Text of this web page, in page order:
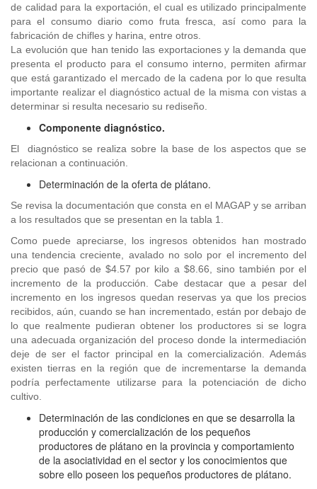
de calidad para la exportación, el cual es utilizado principalmente
para el consumo diario como fruta fresca, así como para la
fabricación de chifles y harina, entre otros.
La evolución que han tenido las exportaciones y la demanda que
presenta el producto para el consumo interno, permiten afirmar
que está garantizado el mercado de la cadena por lo que resulta
importante realizar el diagnóstico actual de la misma con vistas a
determinar si resulta necesario su rediseño.
Componente diagnóstico.
El diagnóstico se realiza sobre la base de los aspectos que se
relacionan a continuación.
Determinación de la oferta de plátano.
Se revisa la documentación que consta en el MAGAP y se arriban
a los resultados que se presentan en la tabla 1.
Como puede apreciarse, los ingresos obtenidos han mostrado
una tendencia creciente, avalado no solo por el incremento del
precio que pasó de $4.57 por kilo a $8.66, sino también por el
incremento de la producción. Cabe destacar que a pesar del
incremento en los ingresos quedan reservas ya que los precios
recibidos, aún, cuando se han incrementado, están por debajo de
lo que realmente pudieran obtener los productores si se logra
una adecuada organización del proceso donde la intermediación
deje de ser el factor principal en la comercialización. Además
existen tierras en la región que de incrementarse la demanda
podría perfectamente utilizarse para la potenciación de dicho
cultivo.
Determinación de las condiciones en que se desarrolla la
producción y comercialización de los pequeños
productores de plátano en la provincia y comportamiento
de la asociatividad en el sector y los conocimientos que
sobre ello poseen los pequeños productores de plátano.